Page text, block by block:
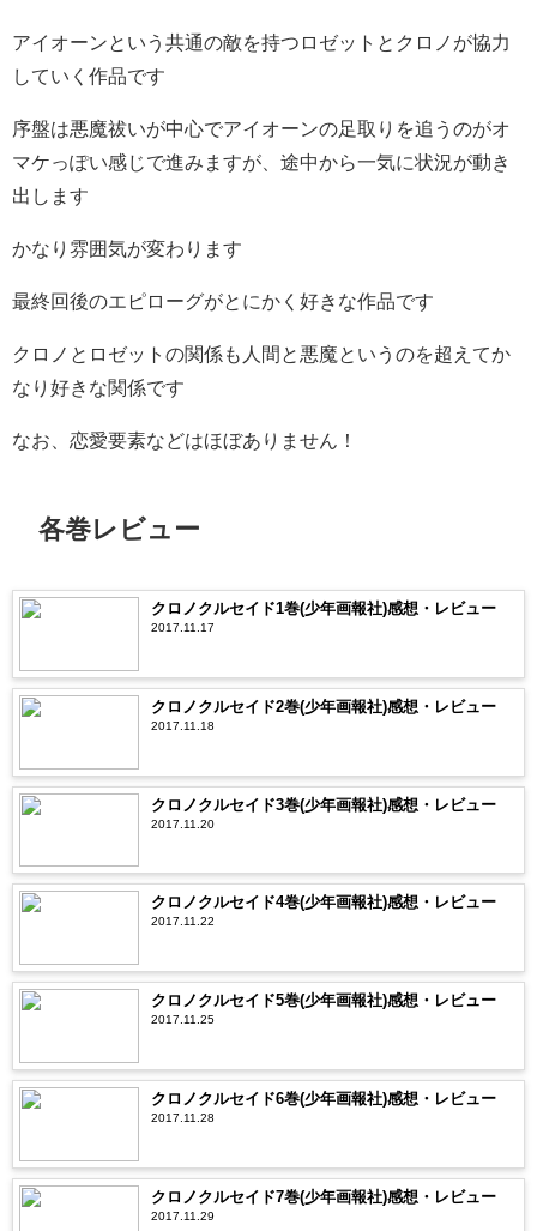
アイオーンという共通の敵を持つロゼットとクロノが協力
していく作品です
序盤は悪魔祓いが中心でアイオーンの足取りを追うのがオ
マケっぽい感じで進みますが、途中から一気に状況が動き
出します
かなり雰囲気が変わります
最終回後のエピローグがとにかく好きな作品です
クロノとロゼットの関係も人間と悪魔というのを超えてか
なり好きな関係です
なお、恋愛要素などはほぼありません！
各巻レビュー
クロノクルセイド1巻(少年画報社)感想・レビュー
2017.11.17
クロノクルセイド2巻(少年画報社)感想・レビュー
2017.11.18
クロノクルセイド3巻(少年画報社)感想・レビュー
2017.11.20
クロノクルセイド4巻(少年画報社)感想・レビュー
2017.11.22
クロノクルセイド5巻(少年画報社)感想・レビュー
2017.11.25
クロノクルセイド6巻(少年画報社)感想・レビュー
2017.11.28
クロノクルセイド7巻(少年画報社)感想・レビュー
2017.11.29